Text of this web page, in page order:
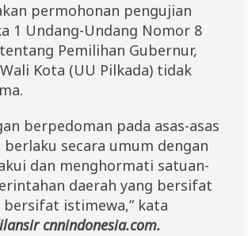
y
a
permohonan pengujian
1 Undang-Undang Nomor 8
Pemilihan Gubernur,
Kota (UU Pilkada) tidak
berpedoman pada asas-asas
secara umum dengan
dan menghormati satuan-
daerah yang bersifat
bersifat istimewa,” kata
cnnindonesia.com.